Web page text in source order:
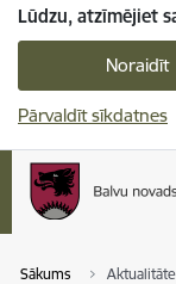
Lūdzu, atzīmējiet
Noraidīt
Pārvaldīt sīkdatnes
Sākums